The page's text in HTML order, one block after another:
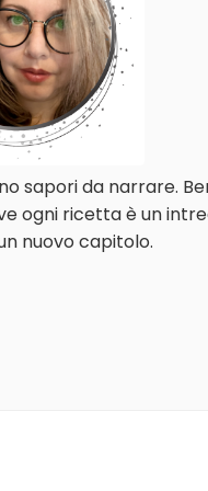
sapori da narrare.
ogni ricetta è un
nuovo capitolo.